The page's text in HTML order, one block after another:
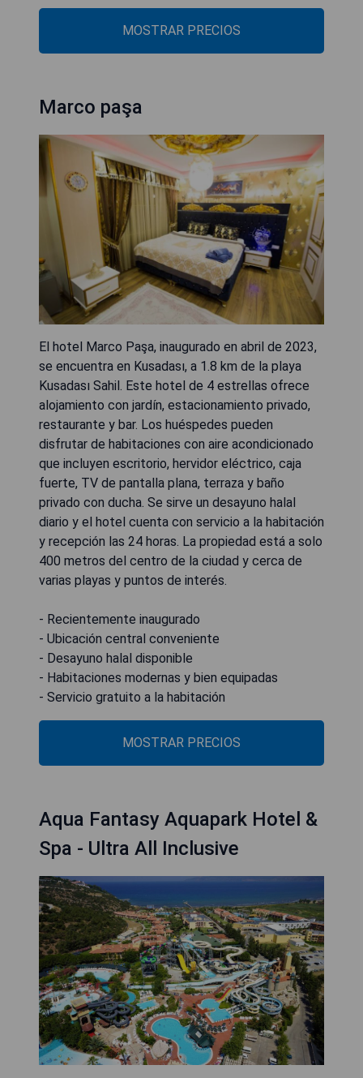
MOSTRAR PRECIOS
Marco paşa
El hotel Marco Paşa, inaugurado en abril de 2023,
se encuentra en Kusadası, a 1.8 km de la playa
Kusadası Sahil. Este hotel de 4 estrellas ofrece
alojamiento con jardín, estacionamiento privado,
restaurante y bar. Los huéspedes pueden
disfrutar de habitaciones con aire acondicionado
que incluyen escritorio, hervidor eléctrico, caja
fuerte, TV de pantalla plana, terraza y baño
privado con ducha. Se sirve un desayuno halal
diario y el hotel cuenta con servicio a la habitación
y recepción las 24 horas. La propiedad está a solo
400 metros del centro de la ciudad y cerca de
varias playas y puntos de interés.
- Recientemente inaugurado
- Ubicación central conveniente
- Desayuno halal disponible
- Habitaciones modernas y bien equipadas
- Servicio gratuito a la habitación
MOSTRAR PRECIOS
Aqua Fantasy Aquapark Hotel &
Spa - Ultra All Inclusive